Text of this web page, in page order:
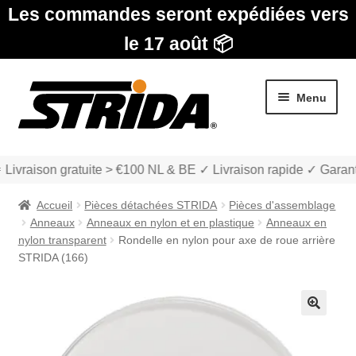
Les commandes seront expédiées vers
le 17 août 📦
Aller
la
Aller
contenu
Menu
Ouvrir
gratuite > €100 NL & BE ✓ Livraison rapide ✓
Accueil Pièces détachées STRIDA
Pièces d'assemblage
Anneaux
Anneaux en nylon et en plastique
Anneaux en
nylon transparent
Rondelle en nylon pour axe de roue arrière
STRIDA (166)